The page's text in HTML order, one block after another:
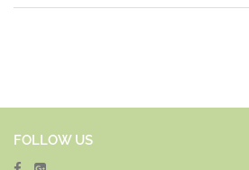
FOLLOW US